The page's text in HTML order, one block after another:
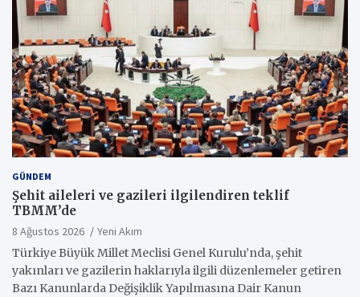
GÜNDEM
Şehit aileleri ve gazileri ilgilendiren teklif
TBMM’de
8 Ağustos 2026
Yeni Akım
Türkiye Büyük Millet Meclisi Genel Kurulu’nda, şehit
yakınları ve gazilerin haklarıyla ilgili düzenlemeler getiren
Bazı Kanunlarda Değişiklik Yapılmasına Dair Kanun